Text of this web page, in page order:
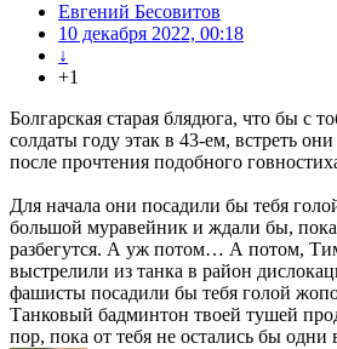
Евгений Бесовитов
10 декабря 2022, 00:18
↓
+1
Болгарская старая блядюга, что бы с
солдаты году этак в 43-ем, встреть
после прочтения подобного
Для начала они посадили бы тебя
большой муравейник и ждали бы,
разбегутся. А уж потом… А потом,
выстрелили из танка в район
фашисты посадили бы тебя голой
Танковый бадминтон твоей тушей
пор, пока от тебя не остались бы